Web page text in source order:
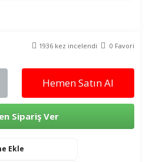
1936 kez incelendi 0 Favori
Hemen Satın Al
Sipariş Ver
Ekle